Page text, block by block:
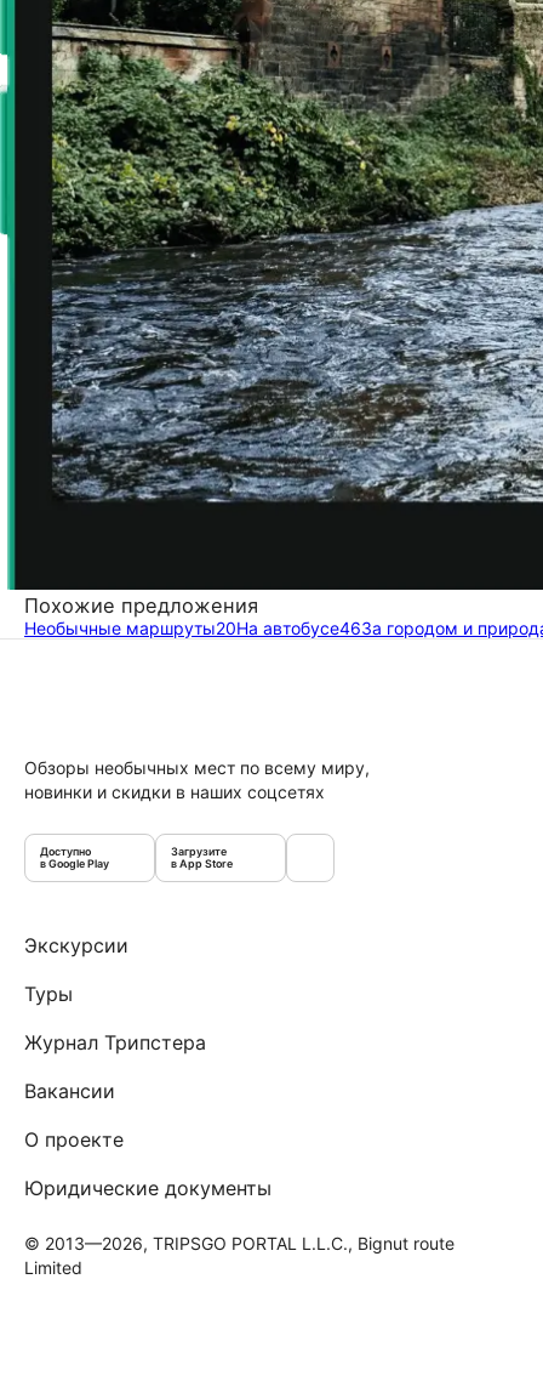
Похожие предложения
Необычные маршруты20На автобусе46За городом и
Обзоры необычных мест по всему миру,
новинки и скидки в наших соцсетях
Доступно
в Google Play
Загрузите
в App Store
Экскурсии
Туры
Журнал Трипстера
Вакансии
О проекте
Юридические документы
© 2013—2026, TRIPSGO PORTAL L.L.C., Bignut route
Limited